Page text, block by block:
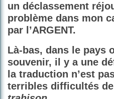
un déclassement
problème dans mon
par l’ARGENT.
Là-bas, dans le pays
souvenir, il y a une
la traduction n’est
terribles difficultés